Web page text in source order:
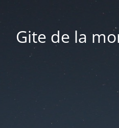
Gite de la